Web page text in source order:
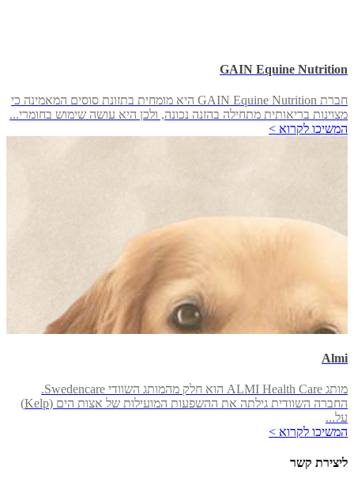
GAIN Equine Nutrition
חברת GAIN Equine Nutrition היא מומחית בתזונת סוסים המאמינה כי
מצוינות בריאותית מתחילה בהזנה נכונה, ולכן היא עושה שימוש בחומרי...
המשיכו לקרוא >
Almi
מותג ALMI Health Care הוא חלק מהמותג השוודי Swedencare.
החברה השוודית גילתה את ההשפעות המועילות של אצות הים (Kelp)
על...
המשיכו לקרוא >
ליצירת קשר